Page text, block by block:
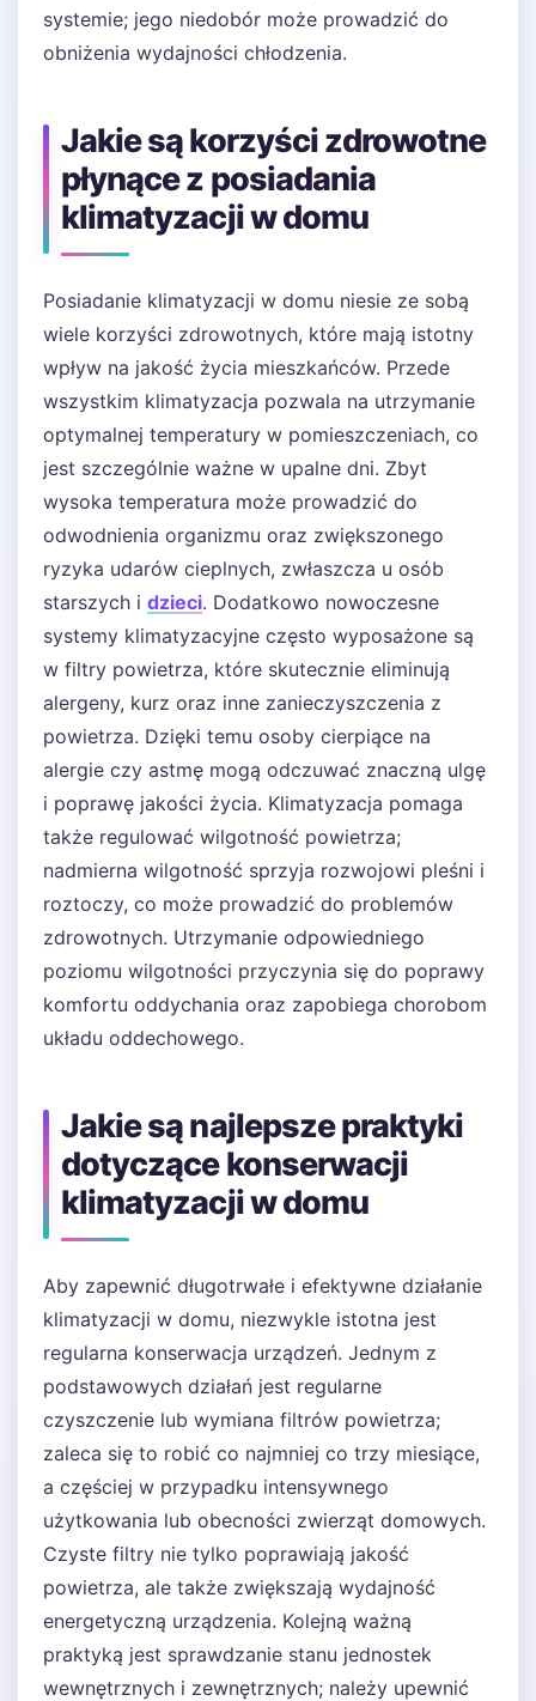
systemie; jego niedobór może prowadzić do
obniżenia wydajności chłodzenia.
Jakie są korzyści zdrowotne
płynące z posiadania
klimatyzacji w domu
Posiadanie klimatyzacji w domu niesie ze sobą
wiele korzyści zdrowotnych, które mają istotny
wpływ na jakość życia mieszkańców. Przede
wszystkim klimatyzacja pozwala na utrzymanie
optymalnej temperatury w pomieszczeniach, co
jest szczególnie ważne w upalne dni. Zbyt
wysoka temperatura może prowadzić do
odwodnienia organizmu oraz zwiększonego
ryzyka udarów cieplnych, zwłaszcza u osób
starszych i dzieci. Dodatkowo nowoczesne
systemy klimatyzacyjne często wyposażone są
w filtry powietrza, które skutecznie eliminują
alergeny, kurz oraz inne zanieczyszczenia z
powietrza. Dzięki temu osoby cierpiące na
alergie czy astmę mogą odczuwać znaczną ulgę
i poprawę jakości życia. Klimatyzacja pomaga
także regulować wilgotność powietrza;
nadmierna wilgotność sprzyja rozwojowi pleśni i
roztoczy, co może prowadzić do problemów
zdrowotnych. Utrzymanie odpowiedniego
poziomu wilgotności przyczynia się do poprawy
komfortu oddychania oraz zapobiega chorobom
układu oddechowego.
Jakie są najlepsze praktyki
dotyczące konserwacji
klimatyzacji w domu
Aby zapewnić długotrwałe i efektywne działanie
klimatyzacji w domu, niezwykle istotna jest
regularna konserwacja urządzeń. Jednym z
podstawowych działań jest regularne
czyszczenie lub wymiana filtrów powietrza;
zaleca się to robić co najmniej co trzy miesiące,
a częściej w przypadku intensywnego
użytkowania lub obecności zwierząt domowych.
Czyste filtry nie tylko poprawiają jakość
powietrza, ale także zwiększają wydajność
energetyczną urządzenia. Kolejną ważną
praktyką jest sprawdzanie stanu jednostek
wewnętrznych i zewnętrznych; należy upewnić